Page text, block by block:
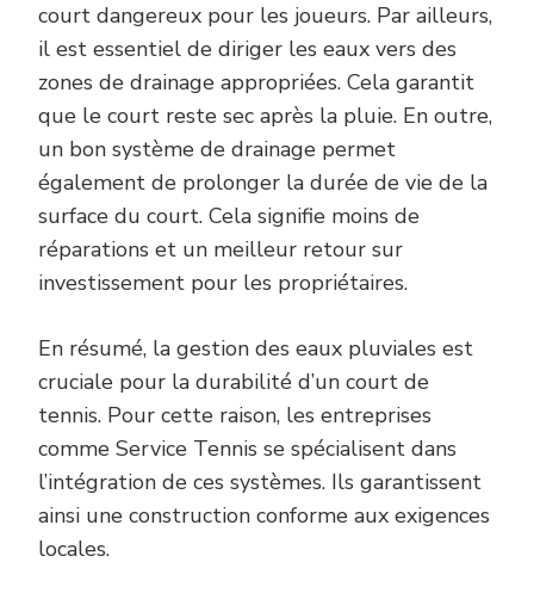
court dangereux pour les joueurs. Par ailleurs,
il est essentiel de diriger les eaux vers des
zones de drainage appropriées. Cela garantit
que le court reste sec après la pluie. En outre,
un bon système de drainage permet
également de prolonger la durée de vie de la
surface du court. Cela signifie moins de
réparations et un meilleur retour sur
investissement pour les propriétaires.
En résumé, la gestion des eaux pluviales est
cruciale pour la durabilité d’un court de
tennis. Pour cette raison, les entreprises
comme Service Tennis se spécialisent dans
l’intégration de ces systèmes. Ils garantissent
ainsi une construction conforme aux exigences
locales.